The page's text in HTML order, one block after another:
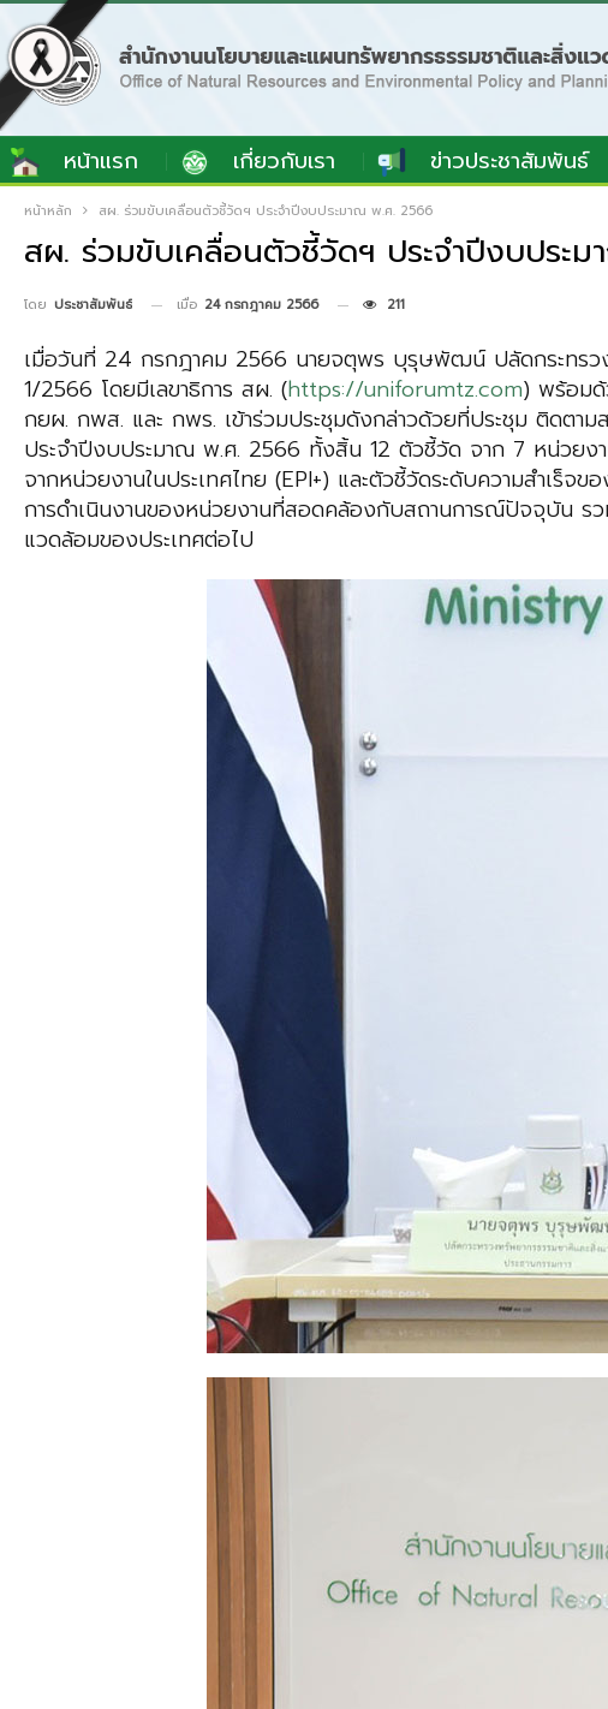
หน้าแรก เกี่ยวกับเรา ข่าวประชาสัมพันธ์
หน้าหลัก สผ. ร่วมขับเคลื่อนตัวชี้วัดฯ ประจำปีงบประมาณ พ.ศ. 2566
สผ. ร่วมขับเคลื่อนตัวชี้วัดฯ ประจำปีงบประ
โดย ประชาสัมพันธ์ เมื่อ 24 กรกฎาคม 2566 211
เมื่อวันที่ 24 กรกฎาคม 2566 นายจตุพร บุรุษพัฒน์ ปลัดกระทรวง
1/2566 โดยมีเลขาธิการ สผ. (https://uniforumtz.com) พร้อมด้
กยผ. กพส. และ กพร. เข้าร่วมประชุมดังกล่าวด้วยที่ประชุม ติดตา
ประจำปีงบประมาณ พ.ศ. 2566 ทั้งสิ้น 12 ตัวชี้วัด จาก 7 หน่วยงา
จากหน่วยงานในประเทศไทย (EPI+) และตัวชี้วัดระดับความสำเร็
การดำเนินงานของหน่วยงานที่สอดคล้องกับสถานการณ์ปัจจุบัน ร
แวดล้อมของประเทศต่อไป